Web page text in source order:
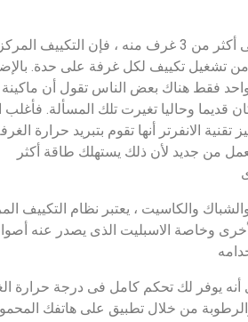
إذا كان منزلك كبير وتحتاج تكييف فى أكثر من 3 غرف
من تشغيل تكييف لكل غرفة على حدة.
فقط هناك بعض الناس تقول أن ماكينة
قديما وحاليا تغيرت تلك المسألة.
تقنية الانفرتر أنها تقوم بتبريد حرارة
من جديد لأن ذلك يستهلك طاقة أكثر
والشباك والكاسيت ، يعتبر نظام التكييف
وخاصة الاسبليت الذى يصدر عنه
يوفر لك تحكم كامل فى درجة حرارة
والرطوبة من خلال تطبيق على هاتفك